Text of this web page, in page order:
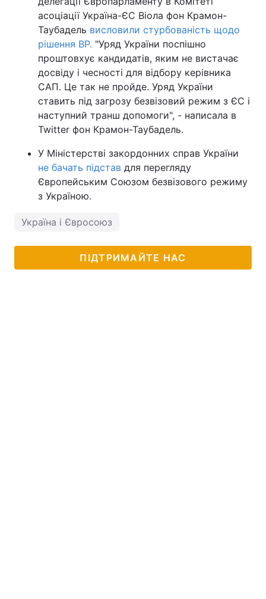
асоціації Україна-ЄС Віола фон Крамон-
Таубадель висловили стурбованість щодо
рішення ВР. "Уряд України поспішно
проштовхує кандидатів, яким не вистачає
досвіду і чесності для відбору керівника
САП. Це так не пройде. Уряд України
ставить під загрозу безвізовий режим з ЄС і
наступний транш допомоги", - написала в
Twitter фон Крамон-Таубадель.
У Міністерстві закордонних справ України
не бачать підстав для перегляду
Європейським Союзом безвізового режиму
з Україною.
Україна і Євросоюз
ПІДТРИМАЙТЕ НАС